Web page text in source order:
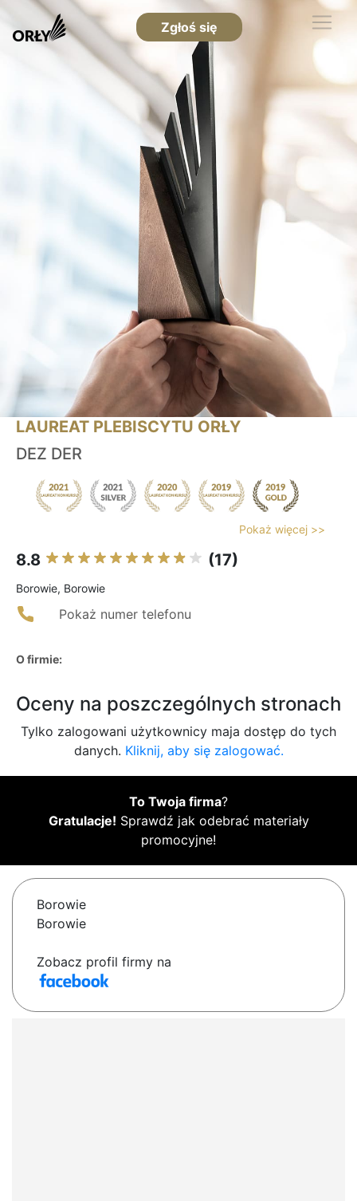
Zgłoś się
LAUREAT PLEBISCYTU ORŁY
DEZ DER
Pokaż więcej >>
8.8 (17)
Borowie, Borowie
Pokaż numer telefonu
O firmie:
Oceny na poszczególnych stronach
Tylko zalogowani użytkownicy maja dostęp do tych
danych. Kliknij, aby się zalogować.
To Twoja firma?
Gratulacje! Sprawdź jak odebrać materiały
promocyjne!
Borowie
Borowie
Zobacz profil firmy na